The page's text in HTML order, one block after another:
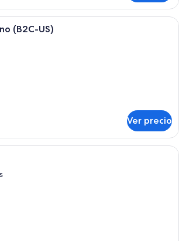
Habitación de hotel con cama,
(B2C-US)
Ver precio
Habitación de hotel con cama,